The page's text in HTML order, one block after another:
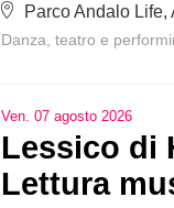
Parco Andalo Life,
Danza, teatro e
Ven.07 agosto 2026
Lessico di
Lettura